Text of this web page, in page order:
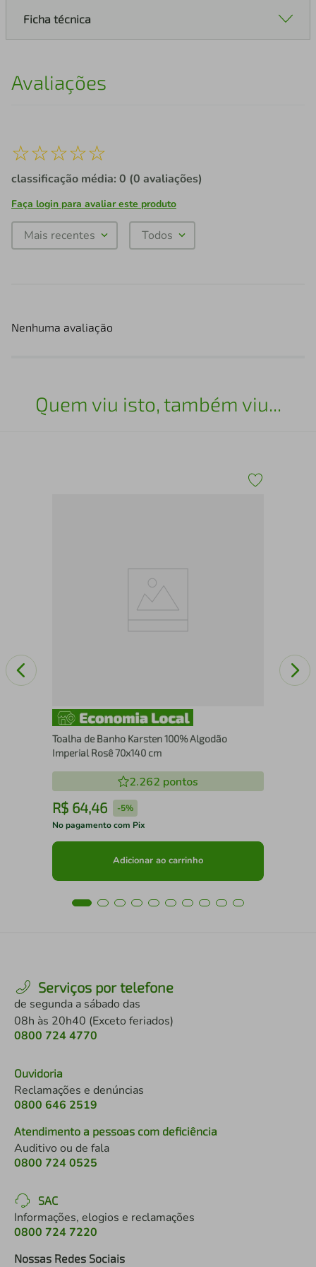
Ficha técnica
Avaliações
☆☆☆☆☆
classificação média: 0 (0 avaliações)
Faça login para avaliar este produto
Mais recentes Todos
Nenhuma avaliação
Quem viu isto, também viu...
Toalha de Banho Karsten 100% Algodão
Imperial Rosê 70x140 cm
2.262 pontos
R$ 64,46 -5%
No pagamento com Pix
Adicionar ao carrinho
Serviços por telefone
de segunda a sábado das
08h às 20h40 (Exceto feriados)
0800 724 4770
Ouvidoria
Reclamações e denúncias
0800 646 2519
Atendimento a pessoas com deficiência
Auditivo ou de fala
0800 724 0525
SAC
Informações, elogios e reclamações
0800 724 7220
Nossas Redes Sociais